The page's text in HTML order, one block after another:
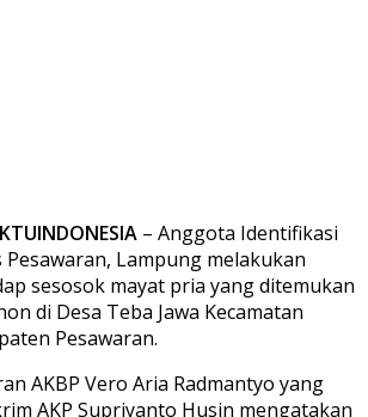
– Anggota Identifikasi
Lampung melakukan
sesosok mayat pria yang ditemukan
di Desa Teba Jawa Kecamatan
Pesawaran.
AKBP Vero Aria Radmantyo yang
AKP Supriyanto Husin mengatakan